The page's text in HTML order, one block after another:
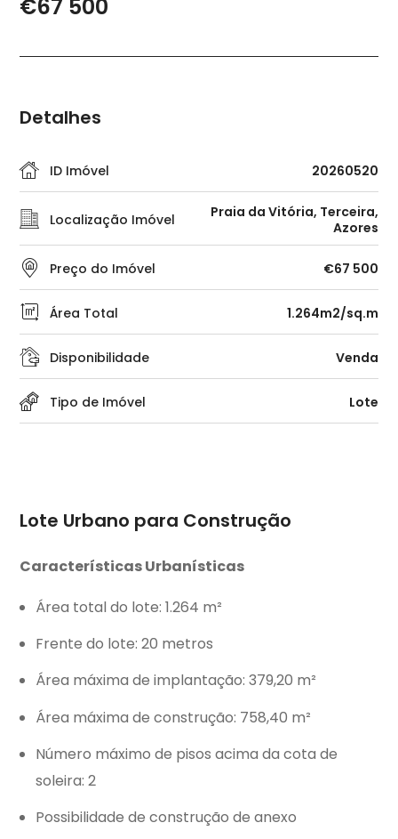
€67 500
Detalhes
ID Imóvel 20260520
Localização Imóvel
Praia da Vitória, Terceira,
Azores
Preço do Imóvel €67 500
Área Total 1.264m2/sq.m
Disponibilidade Venda
Tipo de Imóvel Lote
Lote Urbano para Construção
Características Urbanísticas
Área total do lote: 1.264 m²
Frente do lote: 20 metros
Área máxima de implantação: 379,20 m²
Área máxima de construção: 758,40 m²
Número máximo de pisos acima da cota de
soleira: 2
Possibilidade de construção de anexo